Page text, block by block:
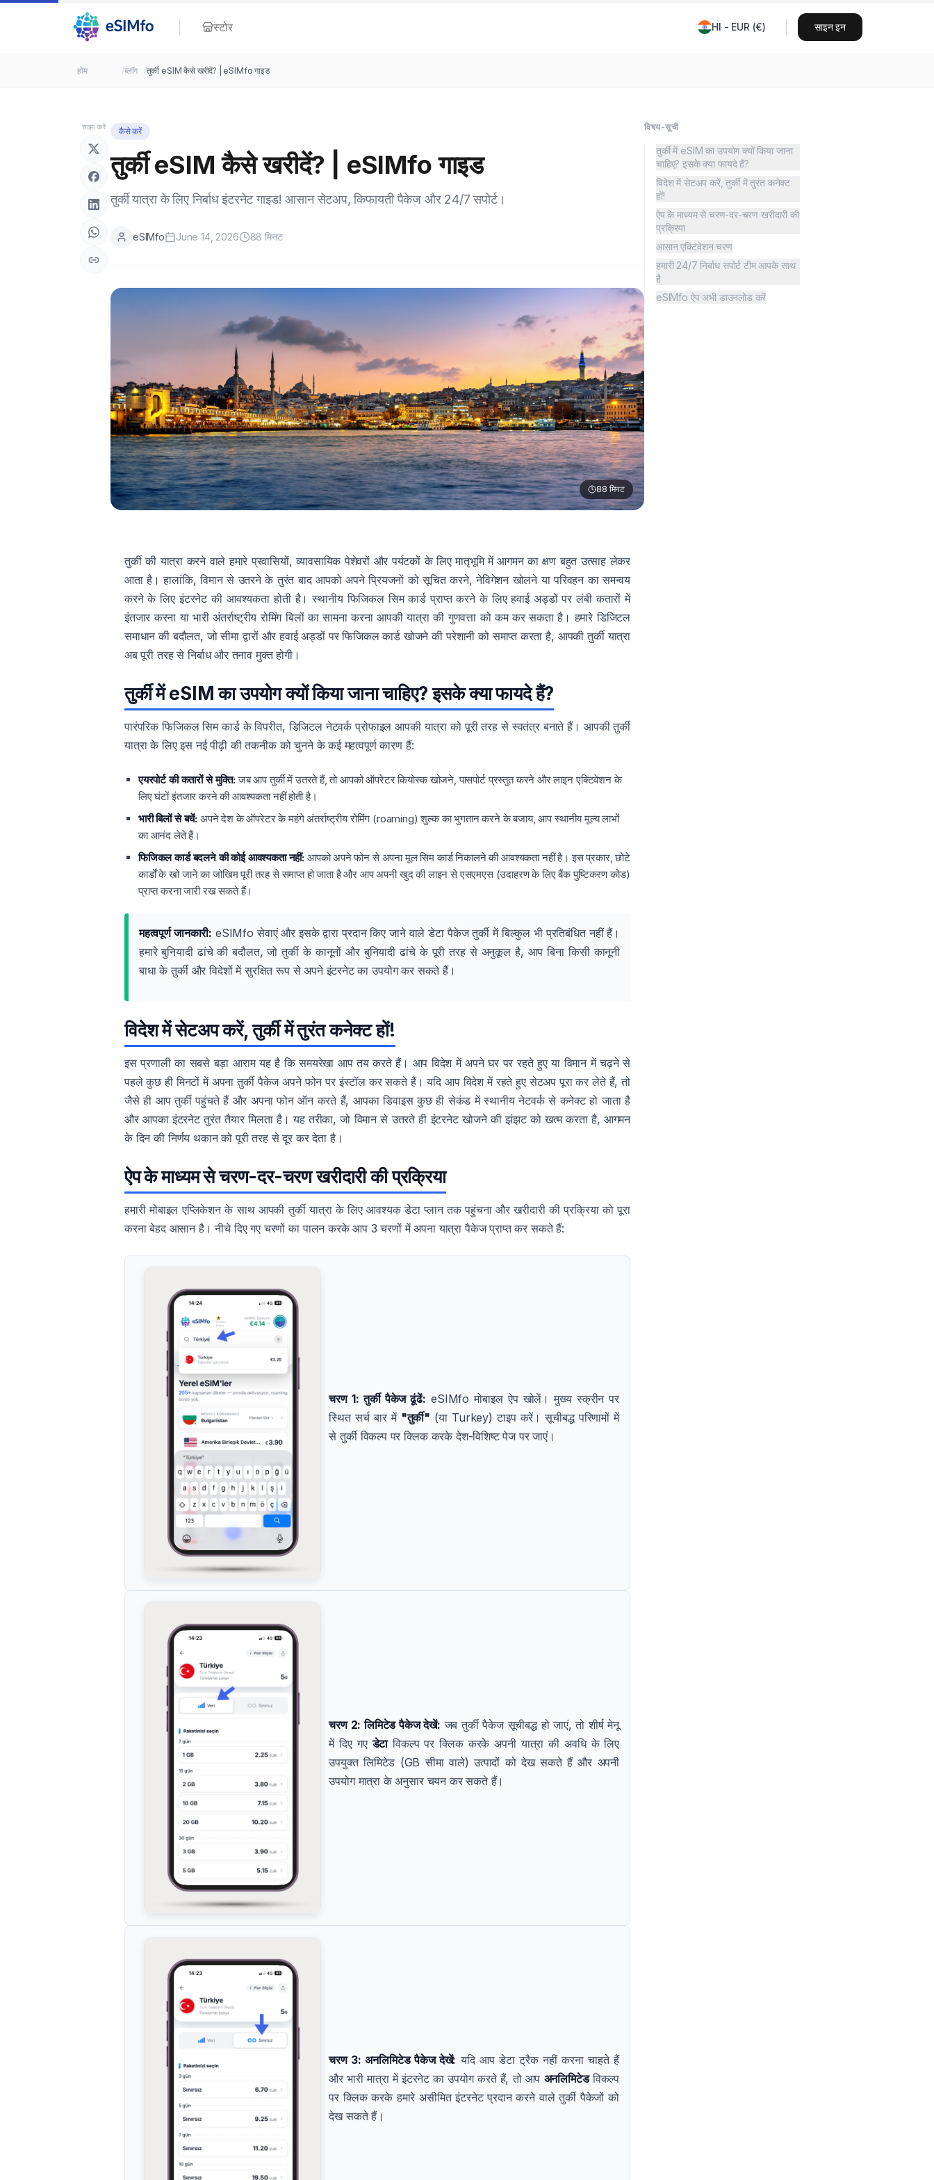
स्टोर HI - EUR (€) साइन इन
होम /ब्लॉग /तुर्की eSIM कैसे खरीदें? | eSIMfo गाइड
साझा करें कैसे करें
तुर्की eSIM कैसे खरीदें? | eSIMfo गाइड
तुर्की यात्रा के लिए निर्बाध इंटरनेट गाइड! आसान सेटअप, किफायती पैकेज और 24/7 सपोर्ट।
eSIMfo June 14, 2026 88 मिनट
88 मिनट
तुर्की की यात्रा करने वाले हमारे प्रवासियों, व्यावसायिक पेशेवरों और पर्यटकों के लिए मातृभूमि में आगमन का क्षण बहुत उत्साह लेकर
आता है। हालांकि, विमान से उतरने के तुरंत बाद आपको अपने प्रियजनों को सूचित करने, नेविगेशन खोलने या परिवहन का समन्वय
करने के लिए इंटरनेट की आवश्यकता होती है। स्थानीय फिजिकल सिम कार्ड प्राप्त करने के लिए हवाई अड्डों पर लंबी कतारों में
इंतजार करना या भारी अंतर्राष्ट्रीय रोमिंग बिलों का सामना करना आपकी यात्रा की गुणवत्ता को कम कर सकता है। हमारे डिजिटल
समाधान की बदौलत, जो सीमा द्वारों और हवाई अड्डों पर फिजिकल कार्ड खोजने की परेशानी को समाप्त करता है, आपकी तुर्की यात्रा
अब पूरी तरह से निर्बाध और तनाव मुक्त होगी।
तुर्की में eSIM का उपयोग क्यों किया जाना चाहिए? इसके क्या फायदे हैं?
पारंपरिक फिजिकल सिम कार्ड के विपरीत, डिजिटल नेटवर्क प्रोफाइल आपकी यात्रा को पूरी तरह से स्वतंत्र बनाते हैं। आपकी तुर्की
यात्रा के लिए इस नई पीढ़ी की तकनीक को चुनने के कई महत्वपूर्ण कारण हैं:
एयरपोर्ट की कतारों से मुक्ति:जब आप तुर्की में उतरते हैं, तो आपको ऑपरेटर कियोस्क खोजने, पासपोर्ट प्रस्तुत करने और लाइन एक्टिवेशन के
लिए घंटों इंतजार करने की आवश्यकता नहीं होती है।
भारी बिलों से बचें: अपने देश के ऑपरेटर के महंगे अंतर्राष्ट्रीय रोमिंग (roaming) शुल्क का भुगतान करने के बजाय, आप स्थानीय मूल्य लाभों
का आनंद लेते हैं।
फिजिकल कार्ड बदलने की कोई आवश्यकता नहीं: आपको अपने फोन से अपना मूल सिम कार्ड निकालने की आवश्यकता नहीं है। इस प्रकार, छोटे
कार्डों के खो जाने का जोखिम पूरी तरह से समाप्त हो जाता है और आप अपनी खुद की लाइन से एसएमएस (उदाहरण के लिए बैंक पुष्टिकरण कोड)
प्राप्त करना जारी रख सकते हैं।
महत्वपूर्ण जानकारी: eSIMfo सेवाएं और इसके द्वारा प्रदान किए जाने वाले डेटा पैकेज तुर्की में बिल्कुल भी प्रतिबंधित नहीं हैं।
हमारे बुनियादी ढांचे की बदौलत, जो तुर्की के कानूनों और बुनियादी ढांचे के पूरी तरह से अनुकूल है, आप बिना किसी कानूनी
बाधा के तुर्की और विदेशों में सुरक्षित रूप से अपने इंटरनेट का उपयोग कर सकते हैं।
विदेश में सेटअप करें, तुर्की में तुरंत कनेक्ट हों!
इस प्रणाली का सबसे बड़ा आराम यह है कि समयरेखा आप तय करते हैं। आप विदेश में अपने घर पर रहते हुए या विमान में चढ़ने से
पहले कुछ ही मिनटों में अपना तुर्की पैकेज अपने फोन पर इंस्टॉल कर सकते हैं। यदि आप विदेश में रहते हुए सेटअप पूरा कर लेते हैं, तो
जैसे ही आप तुर्की पहुंचते हैं और अपना फोन ऑन करते हैं, आपका डिवाइस कुछ ही सेकंड में स्थानीय नेटवर्क से कनेक्ट हो जाता है
और आपका इंटरनेट तुरंत तैयार मिलता है। यह तरीका, जो विमान से उतरते ही इंटरनेट खोजने की झंझट को खत्म करता है, आगमन
के दिन की निर्णय थकान को पूरी तरह से दूर कर देता है।
ऐप के माध्यम से चरण-दर-चरण खरीदारी की प्रक्रिया
हमारी मोबाइल एप्लिकेशन के साथ आपकी तुर्की यात्रा के लिए आवश्यक डेटा प्लान तक पहुंचना और खरीदारी की प्रक्रिया को पूरा
करना बेहद आसान है। नीचे दिए गए चरणों का पालन करके आप 3 चरणों में अपना यात्रा पैकेज प्राप्त कर सकते हैं:
चरण 1: तुर्की पैकेज ढूंढें: eSIMfo मोबाइल ऐप खोलें। मुख्य स्क्रीन पर
स्थित सर्च बार में "तुर्की" (या Turkey) टाइप करें। सूचीबद्ध परिणामों में
से तुर्की विकल्प पर क्लिक करके देश-विशिष्ट पेज पर जाएं।
चरण 2: लिमिटेड पैकेज देखें: जब तुर्की पैकेज सूचीबद्ध हो जाएं, तो शीर्ष मेनू
में दिए गएडेटाविकल्प पर क्लिक करके अपनी यात्रा की अवधि के लिए
उपयुक्त लिमिटेड (GB सीमा वाले) उत्पादों को देख सकते हैं और अपनी
उपयोग मात्रा के अनुसार चयन कर सकते हैं।
चरण 3: अनलिमिटेड पैकेज देखें: यदि आप डेटा ट्रैक नहीं करना चाहते हैं
और भारी मात्रा में इंटरनेट का उपयोग करते हैं, तो आप अनलिमिटेडविकल्प
पर क्लिक करके हमारे असीमित इंटरनेट प्रदान करने वाले तुर्की पैकेजों को
देख सकते हैं।
विषय-सूची
तुर्की में eSIM का उपयोग क्यों किया जाना
चाहिए? इसके क्या फायदे हैं?
विदेश में सेटअप करें, तुर्की में तुरंत कनेक्ट
हों!
ऐप के माध्यम से चरण-दर-चरण खरीदारी की
प्रक्रिया
आसान एक्टिवेशन चरण
हमारी 24/7 निर्बाध सपोर्ट टीम आपके साथ
है
eSIMfo ऐप अभी डाउनलोड करें